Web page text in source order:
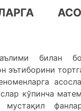
билан
эътиборини
кўпинча